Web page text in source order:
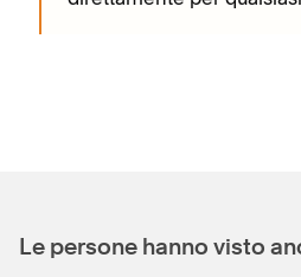
Le persone hanno visto